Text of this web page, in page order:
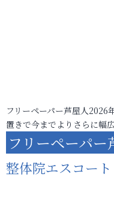
フリーペーパー芦屋人2026
置きで今までよりさらに幅
フリーペーパ
整体院エスコー